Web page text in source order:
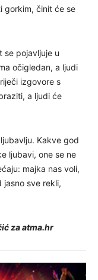
gorkim, činit će se
se pojavljuje u
očigledan, a ljudi
izgovore s
a ljudi će
Kakve god
ljubavi, one se ne
majka nas voli,
jasno sve rekli,
za atma.hr